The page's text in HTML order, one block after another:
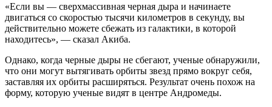
«Если вы — сверхмассивная черная дыра и начинаете
двигаться со скоростью тысячи километров в секунду, вы
действительно можете сбежать из галактики, в которой
находитесь», — сказал Акиба.
Однако, когда черные дыры не сбегают, ученые обнаружили,
что они могут вытягивать орбиты звезд прямо вокруг себя,
заставляя их орбиты расширяться. Результат очень похож на
форму, которую ученые видят в центре Андромеды.